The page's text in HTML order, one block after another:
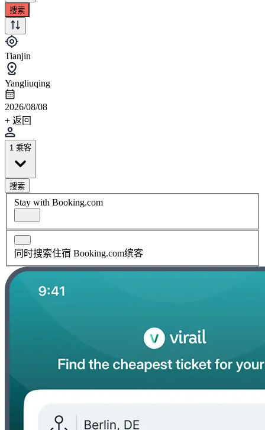
搜索
Tianjin
Yangliuqing
2026/08/08
+ 返回
1 乘客
搜索
Stay with Booking.com
同时搜索住宿 Booking.com缤客